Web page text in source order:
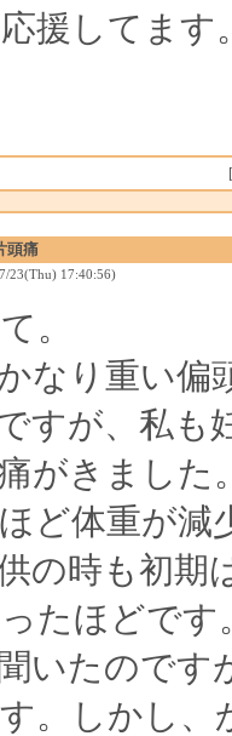
援してます
頭痛
23(Thu) 17:40:56)
。
なり重い偏
すが、私も
がきました
ど体重が減
の時も初期
たほどです
いたのです
。しかし、